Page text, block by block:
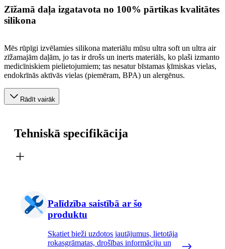
Zīžamā daļa izgatavota no 100% pārtikas kvalitātes
silikona
Mēs rūpīgi izvēlamies silikona materiālu mūsu ultra soft un ultra air
zīžamajām daļām, jo tas ir drošs un inerts materiāls, ko plaši izmanto
medicīniskiem pielietojumiem; tas nesatur bīstamas ķīmiskas vielas,
endokrīnās aktīvās vielas (piemēram, BPA) un alergēnus.
Rādīt vairāk
Tehniskā specifikācija
Palīdzība saistībā ar šo
produktu
Skatiet bieži uzdotos jautājumus, lietotāja
rokasgrāmatas, drošības informāciju un